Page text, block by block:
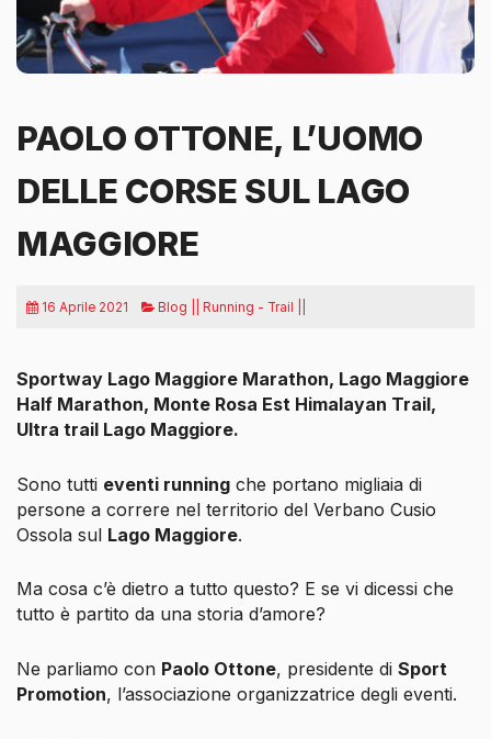
PAOLO OTTONE, L’UOMO
DELLE CORSE SUL LAGO
MAGGIORE
16 Aprile 2021 Blog || Running - Trail ||
Sportway Lago Maggiore Marathon, Lago Maggiore
Half Marathon, Monte Rosa Est Himalayan Trail,
Ultra trail Lago Maggiore.
Sono tutti eventi running che portano migliaia di
persone a correre nel territorio del Verbano Cusio
Ossola sul Lago Maggiore.
Ma cosa c’è dietro a tutto questo? E se vi dicessi che
tutto è partito da una storia d’amore?
Ne parliamo con Paolo Ottone, presidente di Sport
Promotion, l’associazione organizzatrice degli eventi.